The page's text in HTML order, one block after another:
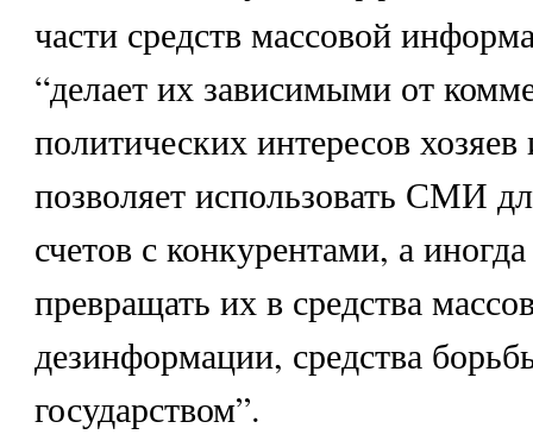
части средств массовой
“делает их зависимыми от
политических интересов
позволяет использовать СМИ
счетов с конкурентами, а
превращать их в средства
дезинформации, средства
государством”.